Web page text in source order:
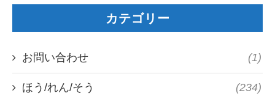
カテゴリー
お問い合わせ (1)
ほう/れん/そう (234)